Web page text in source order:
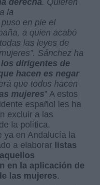
la
en pie el
a quien acabó
las leyes de
Sánchez ha
dirigentes de
hacen es negar
que todos hacen
mujeres” A estos
español les ha
excluir a las
la política.
ya en Andalucía la
a elaborar listas
en la aplicación de
las mujeres.